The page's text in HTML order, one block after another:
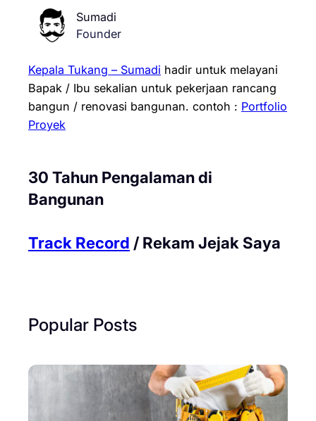
Sumadi
Founder
Kepala Tukang – Sumadi hadir untuk melayani
Bapak / Ibu sekalian untuk pekerjaan rancang
bangun / renovasi bangunan. contoh : Portfolio
Proyek
30 Tahun Pengalaman di
Bangunan
Track Record / Rekam Jejak Saya
Popular Posts